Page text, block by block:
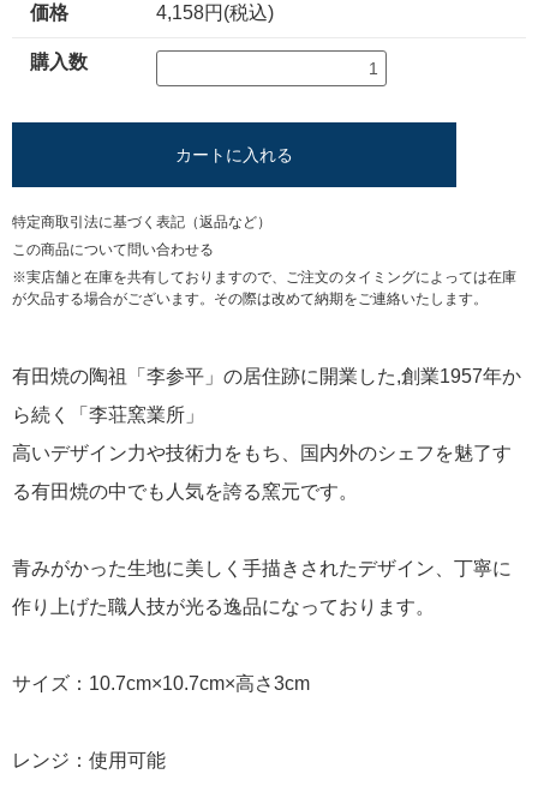
価格 4,158円(税込)
購入数
カートに入れる
特定商取引法に基づく表記（返品など）
この商品について問い合わせる
※実店舗と在庫を共有しておりますので、ご注文のタイミングによっては在庫
が欠品する場合がございます。その際は改めて納期をご連絡いたします。
有田焼の陶祖「李参平」の居住跡に開業した,創業1957年か
ら続く「李荘窯業所」
高いデザイン力や技術力をもち、国内外のシェフを魅了す
る有田焼の中でも人気を誇る窯元です。
青みがかった生地に美しく手描きされたデザイン、丁寧に
作り上げた職人技が光る逸品になっております。
サイズ：10.7cm×10.7cm×高さ3cm
レンジ：使用可能